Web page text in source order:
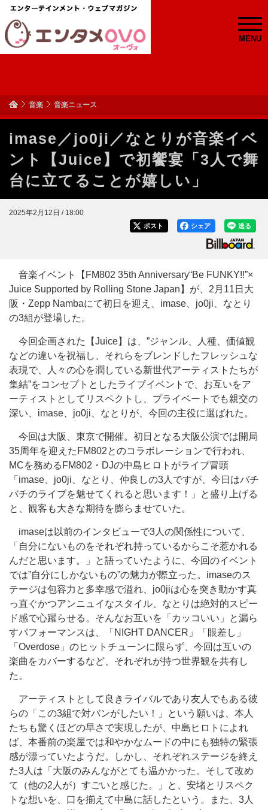
MENU
音楽 音楽ニュース
imase／jo0ji／なとりが音楽イベ
ント【Juice】で初饗宴「3人で舞
台に立てることが嬉しい」
2025年2月12日 / 18:00
送る
シェア
ポスト
音楽イベント【FM802 35th Anniversary“Be FUNKY!!”×
Juice Supported by Rolling Stone Japan】が、2月11日大
阪・Zepp Nambaにて初日を迎え、imase、jo0ji、なとり
の3組が登場した。
今回企画された【Juice】は、”ジャンル、人種、価値観
などの違いを祝福し、それらをブレンドしたフレッシュな
表現で、人々の心を潤している新世代アーティストたちが
集結”をコンセプトとしたライブイベントで、お互いをア
ーティストとしてリスペクトし、プライベートでも親交の
深い、imase、jo0ji、なとりが、今回の主役に選ばれた。
今回は大阪、東京で開催。初日となる大阪公演では開局
35周年を迎えたFM802とのコラボレーションで行われ、
MCを務めるFM802・DJの中島ヒロトがライブ冒頭
「imase、jo0ji、なとり、仲良しの3人ですが、今日はバチ
バチのライブを魅せてくれると思います！」と盛り上げる
と、観客も大きな期待を膨らませていた。
imaseは以前のインタビューで3人の関係性について、
「自分にないものをそれぞれ持っているからこそ惹かれる
んだと思います。」と語っていたように、今回のイベント
では”自分にしかないもの”の魅力が際立った。imaseのス
テージは包容力と多幸感で溢れ、jo0jiは心を突き動かす真
っ直ぐかつアンニュイなスタイル、なとりは絶対的スピー
ド感で心躍らせる。そんなお互いを「カッコいい」と漏ら
すパフォーマンスは、「NIGHT DANCER」「眼差し」
「Overdose」のヒットチューンに限らず、今回は互いの
楽曲をカバーするなど、それぞれが持つ世界観を共有し
た。
アーティストとして良きライバルであり友人でもある彼
らの「この3組で対バンがしたい！」という願いは、本人
たちも驚くほどの早さで実現したが、中島ヒロトによれ
ば、本番前の楽屋では和やかなムードの中にも独特の緊張
感が漂っていたようだ。しかし、それぞれステージを終え
た3人は「大阪のみんながとても温かかった。そして改め
て（他の2人が）すごいと感じた。」と、安堵とリスペク
トな想いを、口を揃えて中島に話したという。また、3人